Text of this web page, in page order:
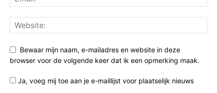
Bewaar mijn naam, e-mailadres en website in deze
browser voor de volgende keer dat ik een opmerking maak.
Ja, voeg mij toe aan je e-maillijst voor plaatselijk nieuws